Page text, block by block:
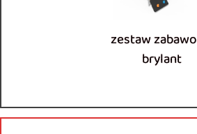
zestaw
brylant